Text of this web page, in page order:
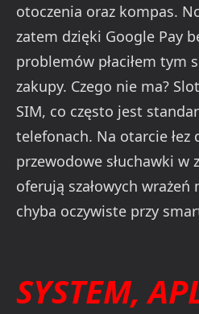
otoczenia oraz kompas.
zatem dzięki Google Pay
problemów płaciłem tym
zakupy. Czego nie ma?
SIM, co często jest
telefonach. Na otarcie łez
przewodowe słuchawki w
oferują szałowych wrażeń
chyba oczywiste przy
SYSTEM,